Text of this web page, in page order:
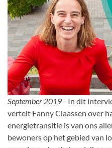
September 2019- In dit
vertelt Fanny Claassen over
energietransitie is van ons
bewoners op het gebied van